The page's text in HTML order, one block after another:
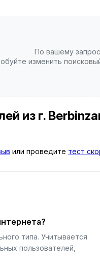
По вашему
изменить
из г.
или проведите тест
типа. Учитывается
пользователей,